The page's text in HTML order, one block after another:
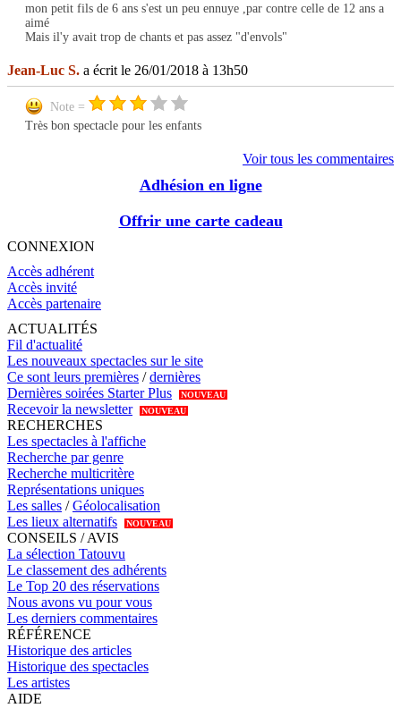
mon petit fils de 6 ans s'est un peu ennuye ,par contre celle de 12 ans a
aimé
Mais il'y avait trop de chants et pas assez "d'envols"
Jean-Luc S. a écrit le 26/01/2018 à 13h50
Note =
Très bon spectacle pour les enfants
Voir tous les commentaires
Adhésion en ligne
Offrir une carte cadeau
CONNEXION
Accès adhérent
Accès invité
Accès partenaire
ACTUALITÉS
Fil d'actualité
Les nouveaux spectacles sur le site
Ce sont leurs premières /dernières
Dernières soirées Starter Plus
NOUVEAU
Recevoir la newsletter NOUVEAU
RECHERCHES
Les spectacles à l'affiche
Recherche par genre
Recherche multicritère
Représentations uniques
Les salles /Géolocalisation
Les lieux alternatifs
NOUVEAU
CONSEILS / AVIS
La sélection Tatouvu
Le classement des adhérents
Le Top 20 des réservations
Nous avons vu pour vous
Les derniers commentaires
RÉFÉRENCE
Historique des articles
Historique des spectacles
Les artistes
AIDE